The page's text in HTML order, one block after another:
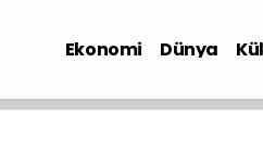
Ekonomi Dünya